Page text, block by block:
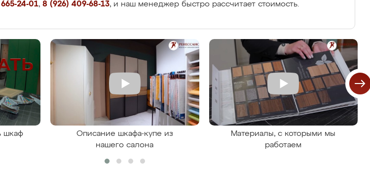
24-01, 8 (926) 409-68-13, и наш менеджер быстро рассчитает стоимость.
шкаф
Описание шкафа-купе из
нашего салона
Материалы, с которыми мы
работаем